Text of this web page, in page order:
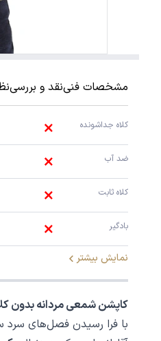
مشخصات فنینقد و بررسی
کلاه جداشونده
ضد آب
کلاه ثابت
بادگیر
نمایش بیشتر
کاپشن شمعی مردانه بدون
با فرا رسیدن فصل‌های سرد